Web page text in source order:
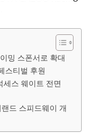
밍 스폰서로 확대
스티벌 후원
스 웨이트 전면
드 스피드웨이 개